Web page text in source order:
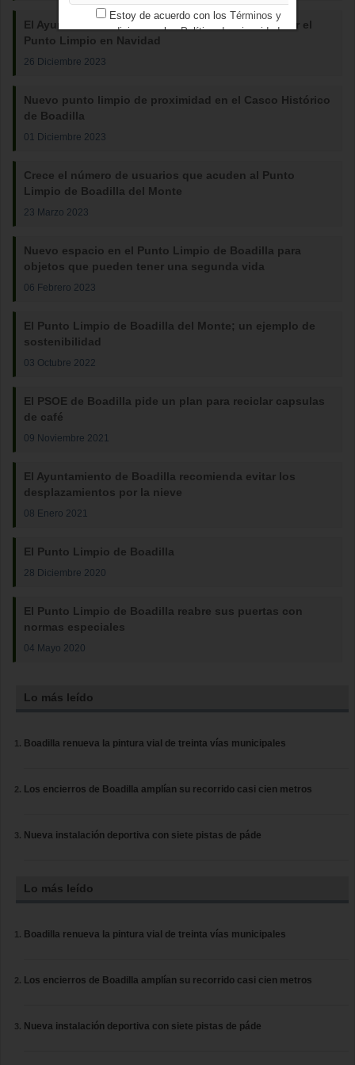
El Ayuntamiento de Boadilla del Monte insta a usar el
Punto Limpio en Navidad
26 Diciembre 2023
Nuevo punto limpio de proximidad en el Casco Histórico
de Boadilla
01 Diciembre 2023
Crece el número de usuarios que acuden al Punto
Limpio de Boadilla del Monte
23 Marzo 2023
Nuevo espacio en el Punto Limpio de Boadilla para
objetos que pueden tener una segunda vida
06 Febrero 2023
El Punto Limpio de Boadilla del Monte; un ejemplo de
sostenibilidad
03 Octubre 2022
El PSOE de Boadilla pide un plan para reciclar capsulas
de café
09 Noviembre 2021
El Ayuntamiento de Boadilla recomienda evitar los
desplazamientos por la nieve
08 Enero 2021
El Punto Limpio de Boadilla
28 Diciembre 2020
El Punto Limpio de Boadilla reabre sus puertas con
normas especiales
04 Mayo 2020
Lo más leído
Boadilla renueva la pintura vial de treinta vías municipales
Los encierros de Boadilla amplían su recorrido casi cien metros
Nueva instalación deportiva con siete pistas de páde
Lo más leído
Boadilla renueva la pintura vial de treinta vías municipales
Los encierros de Boadilla amplían su recorrido casi cien metros
Nueva instalación deportiva con siete pistas de páde
Estoy de acuerdo con los Términos y
condicionesy losPolítica de privacidad